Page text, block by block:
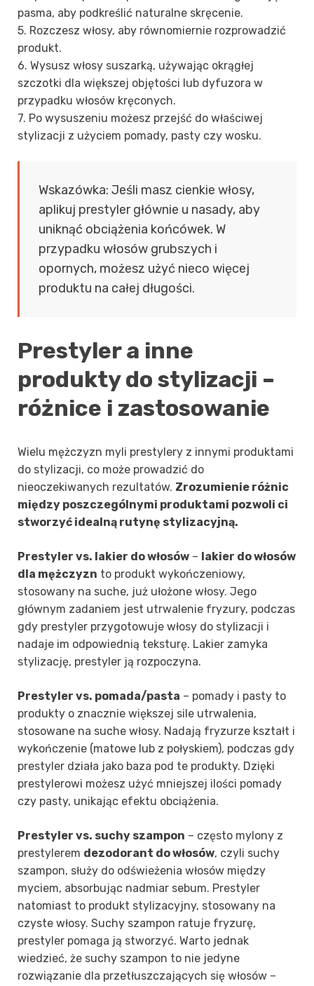
pasma, aby podkreślić naturalne skręcenie.
5. Rozczesz włosy, aby równomiernie rozprowadzić
produkt.
6. Wysusz włosy suszarką, używając okrągłej
szczotki dla większej objętości lub dyfuzora w
przypadku włosów kręconych.
7. Po wysuszeniu możesz przejść do właściwej
stylizacji z użyciem pomady, pasty czy wosku.
Wskazówka: Jeśli masz cienkie włosy,
aplikuj prestyler głównie u nasady, aby
uniknąć obciążenia końcówek. W
przypadku włosów grubszych i
opornych, możesz użyć nieco więcej
produktu na całej długości.
Prestyler a inne
produkty do stylizacji –
różnice i zastosowanie
Wielu mężczyzn myli prestylery z innymi produktami
do stylizacji, co może prowadzić do
nieoczekiwanych rezultatów. Zrozumienie różnic
między poszczególnymi produktami pozwoli ci
stworzyć idealną rutynę stylizacyjną.
Prestyler vs. lakier do włosów – lakier do włosów
dla mężczyzn to produkt wykończeniowy,
stosowany na suche, już ułożone włosy. Jego
głównym zadaniem jest utrwalenie fryzury, podczas
gdy prestyler przygotowuje włosy do stylizacji i
nadaje im odpowiednią teksturę. Lakier zamyka
stylizację, prestyler ją rozpoczyna.
Prestyler vs. pomada/pasta – pomady i pasty to
produkty o znacznie większej sile utrwalenia,
stosowane na suche włosy. Nadają fryzurze kształt i
wykończenie (matowe lub z połyskiem), podczas gdy
prestyler działa jako baza pod te produkty. Dzięki
prestylerowi możesz użyć mniejszej ilości pomady
czy pasty, unikając efektu obciążenia.
Prestyler vs. suchy szampon – często mylony z
prestylerem dezodorant do włosów, czyli suchy
szampon, służy do odświeżenia włosów między
myciem, absorbując nadmiar sebum. Prestyler
natomiast to produkt stylizacyjny, stosowany na
czyste włosy. Suchy szampon ratuje fryzurę,
prestyler pomaga ją stworzyć. Warto jednak
wiedzieć, że suchy szampon to nie jedyne
rozwiązanie dla przetłuszczających się włosów –